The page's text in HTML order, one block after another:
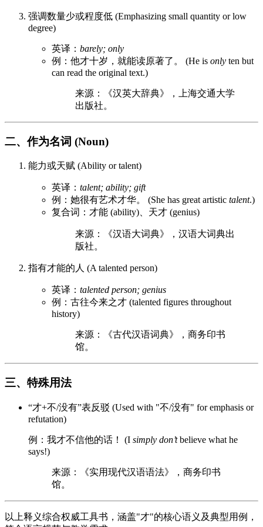
强调数量少或程度低 (Emphasizing small quantity or low
degree)
英译： barely; only
例：他才十岁，就能读原著了。 (He is only ten but
can read the original text.)
来源：《汉英大辞典》，上海交通大学
出版社。
二、作为名词 (Noun)
能力或天赋 (Ability or talent)
英译： talent; ability; gift
例：她很有艺术才华。 (She has great artistic talent.)
复合词：才能 (ability)、天才 (genius)
来源：《汉语大词典》，汉语大词典出
版社。
指有才能的人 (A talented person)
英译： talented person; genius
例：古往今来之才 (talented figures throughout
history)
来源：《古代汉语词典》，商务印书
馆。
三、特殊用法
“才+不/没有”表反驳 (Used with "不/没有" for emphasis or
refutation)
例：我才不信他的话！ (I simply don’tbelieve what he
says!)
来源：《实用现代汉语语法》，商务印书
馆。
以上释义综合权威工具书，涵盖"才"的核心语义及典型用例，